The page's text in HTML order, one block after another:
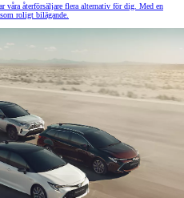
våra återförsäljare flera alternativ för dig. Med en
roligt bilägande.